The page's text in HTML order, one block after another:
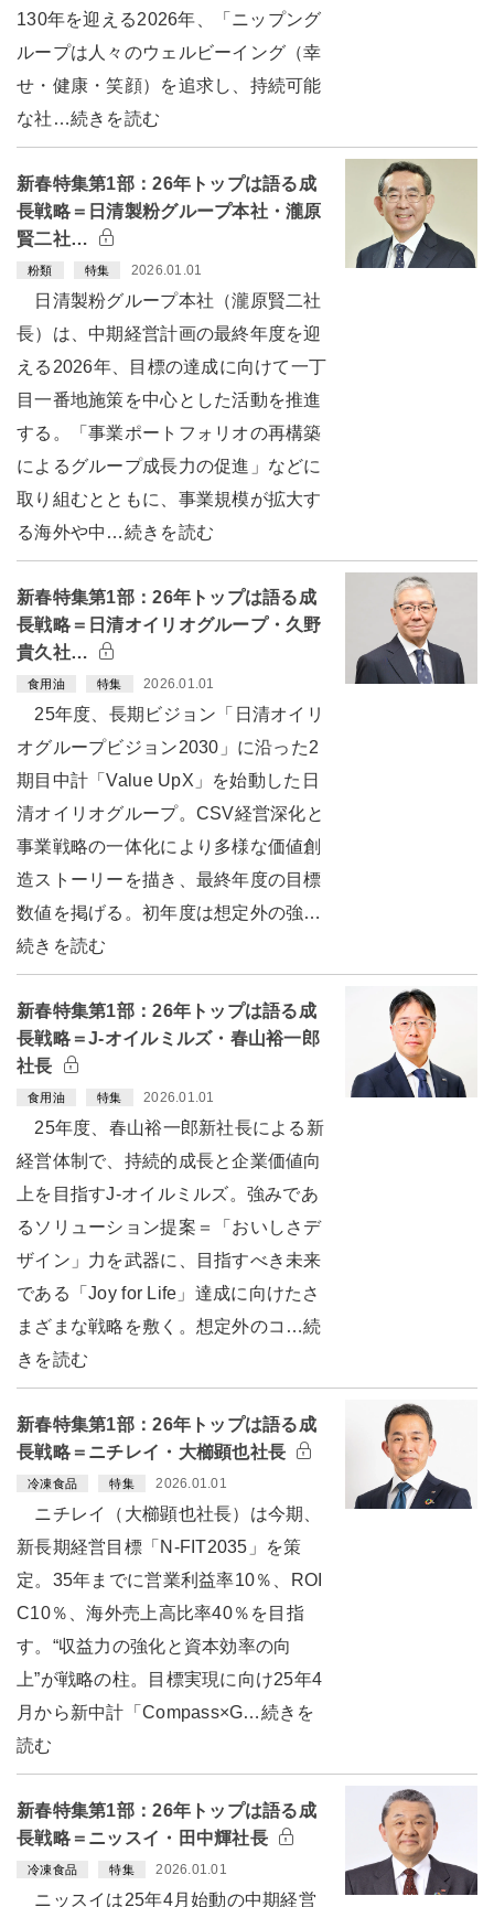
130年を迎える2026年、「ニップング
ループは人々のウェルビーイング（幸
せ・健康・笑顔）を追求し、持続可能
な社…続きを読む
新春特集第1部：26年トップは語る成
長戦略＝日清製粉グループ本社・瀧原
賢二社…
粉類 特集 2026.01.01
日清製粉グループ本社（瀧原賢二社
長）は、中期経営計画の最終年度を迎
える2026年、目標の達成に向けて一丁
目一番地施策を中心とした活動を推進
する。「事業ポートフォリオの再構築
によるグループ成長力の促進」などに
取り組むとともに、事業規模が拡大す
る海外や中…続きを読む
新春特集第1部：26年トップは語る成
長戦略＝日清オイリオグループ・久野
貴久社…
食用油 特集 2026.01.01
25年度、長期ビジョン「日清オイリ
オグループビジョン2030」に沿った2
期目中計「Value UpX」を始動した日
清オイリオグループ。CSV経営深化と
事業戦略の一体化により多様な価値創
造ストーリーを描き、最終年度の目標
数値を掲げる。初年度は想定外の強…
続きを読む
新春特集第1部：26年トップは語る成
長戦略＝J-オイルミルズ・春山裕一郎
社長
食用油 特集 2026.01.01
25年度、春山裕一郎新社長による新
経営体制で、持続的成長と企業価値向
上を目指すJ-オイルミルズ。強みであ
るソリューション提案＝「おいしさデ
ザイン」力を武器に、目指すべき未来
である「Joy for Life」達成に向けたさ
まざまな戦略を敷く。想定外のコ…続
きを読む
新春特集第1部：26年トップは語る成
長戦略＝ニチレイ・大櫛顕也社長
冷凍食品 特集 2026.01.01
ニチレイ（大櫛顕也社長）は今期、
新長期経営目標「N-FIT2035」を策
定。35年までに営業利益率10％、ROI
C10％、海外売上高比率40％を目指
す。“収益力の強化と資本効率の向
上”が戦略の柱。目標実現に向け25年4
月から新中計「Compass×G…続きを
読む
新春特集第1部：26年トップは語る成
長戦略＝ニッスイ・田中輝社長
冷凍食品 特集 2026.01.01
ニッスイは25年4月始動の中期経営